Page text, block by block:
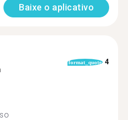
Baixe o aplicativo
format_quote 4